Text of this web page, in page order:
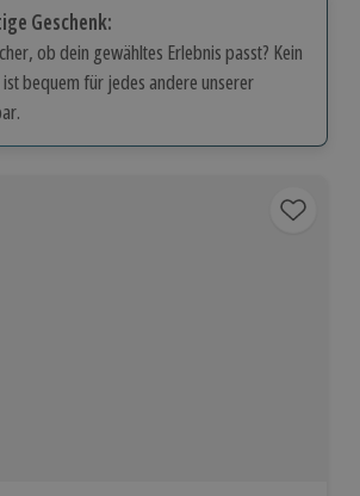
Geschenk:
ob dein gewähltes Erlebnis passt? Kein
bequem für jedes andere unserer